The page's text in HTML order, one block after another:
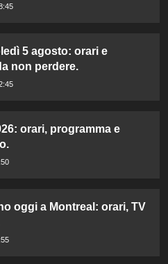
5 agosto: orari e
non perdere.
orari, programma e
oggi a Montreal: orari, TV